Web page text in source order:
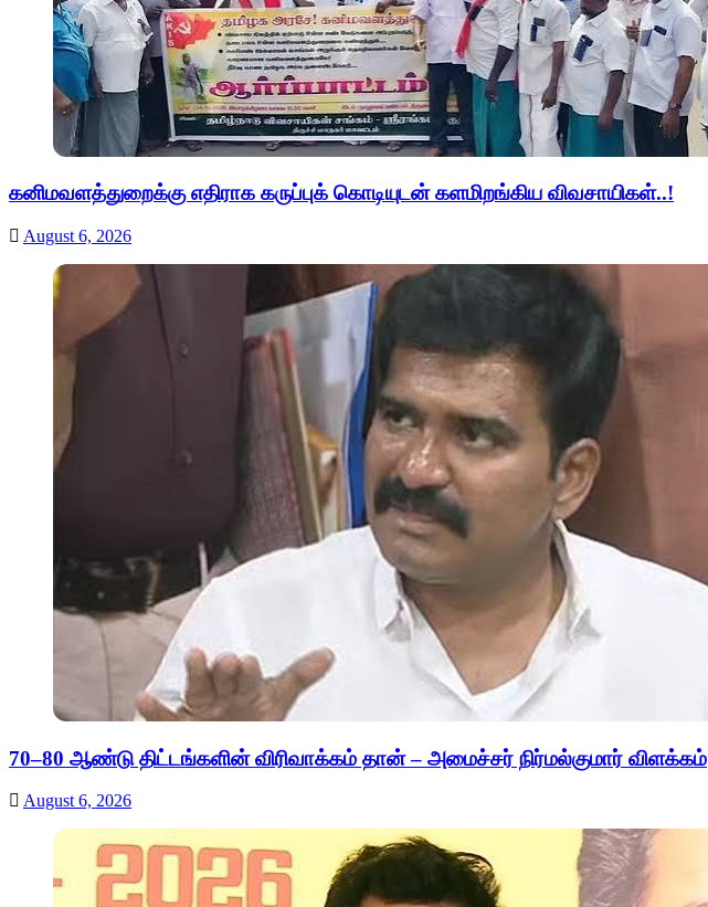
கனிமவளத்துறைக்கு எதிராக கருப்புக் கொடியுடன் களமிறங்கிய விவசாயிகள்..!
August 6, 2026
70–80 ஆண்டு திட்டங்களின் விரிவாக்கம் தான் – அமைச்சர் நிர்மல்குமார் விளக்கம்
August 6, 2026